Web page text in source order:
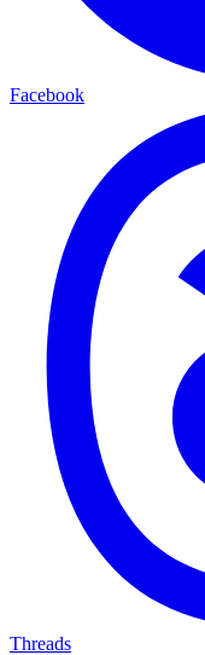
Facebook
Threads